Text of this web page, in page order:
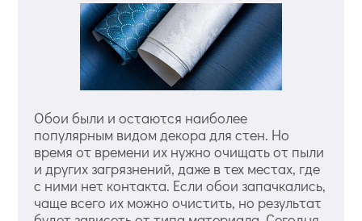
Обои были и остаются наиболее
популярным видом декора для стен. Но
время от времени их нужно очищать от пыли
и других загрязнений, даже в тех местах, где
с ними нет контакта. Если обои запачкались,
чаще всего их можно очистить, но результат